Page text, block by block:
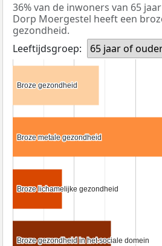
36% van de inwoners van 65
Dorp Moergestel heeft een
gezondheid.
Leeftijdsgroep:
65 jaar of
Broze gezondheid
Broze gezondheid
Broze metale gezondheid
Broze metale gezondheid
Broze lichamelijke gezondheid
Broze lichamelijke gezondheid
Broze gezondheid in het sociale domein
Broze gezondheid in het sociale domein